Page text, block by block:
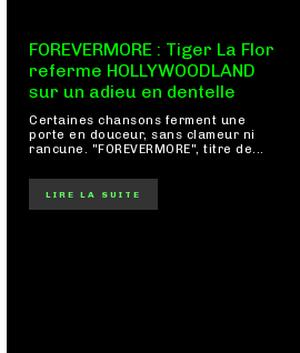
FOREVERMORE : Tiger La Flor
referme HOLLYWOODLAND
sur un adieu en dentelle
Certaines chansons ferment une
porte en douceur, sans clameur ni
rancune. "FOREVERMORE", titre de...
LIRE LA SUITE